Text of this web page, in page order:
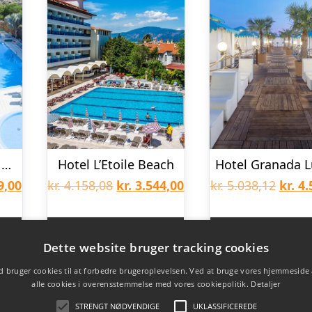
Hotel LIVVO Costa Taurito
Den
kr. 2.739,00.
Hotel L’Etoile Beach
kr.4.158,08 Den
var:
kr. 4.158,08.
kr. 3.544,00Den
er:
kr. 3.544,00.
Book rejsen her
kr.5.038,12 Den
kr.
kr.
Book rejsen
Dette website bruger tracking cookies
bruger cookies til at forbedre brugeroplevelsen. Ved at bruge vores hjemmeside
alle cookies i overensstemmelse med vores cookiepolitik. Detaljer
STRENGT NØDVENDIGE UKLASSIFICEREDE